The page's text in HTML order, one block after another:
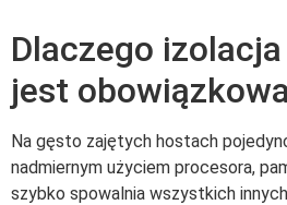
Dlaczego
jest
Na gęsto zajętych hostach
nadmiernym użyciem procesora,
szybko spowalnia wszystkich